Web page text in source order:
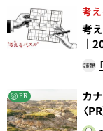
考
考
｜
PR
カ
〈PR